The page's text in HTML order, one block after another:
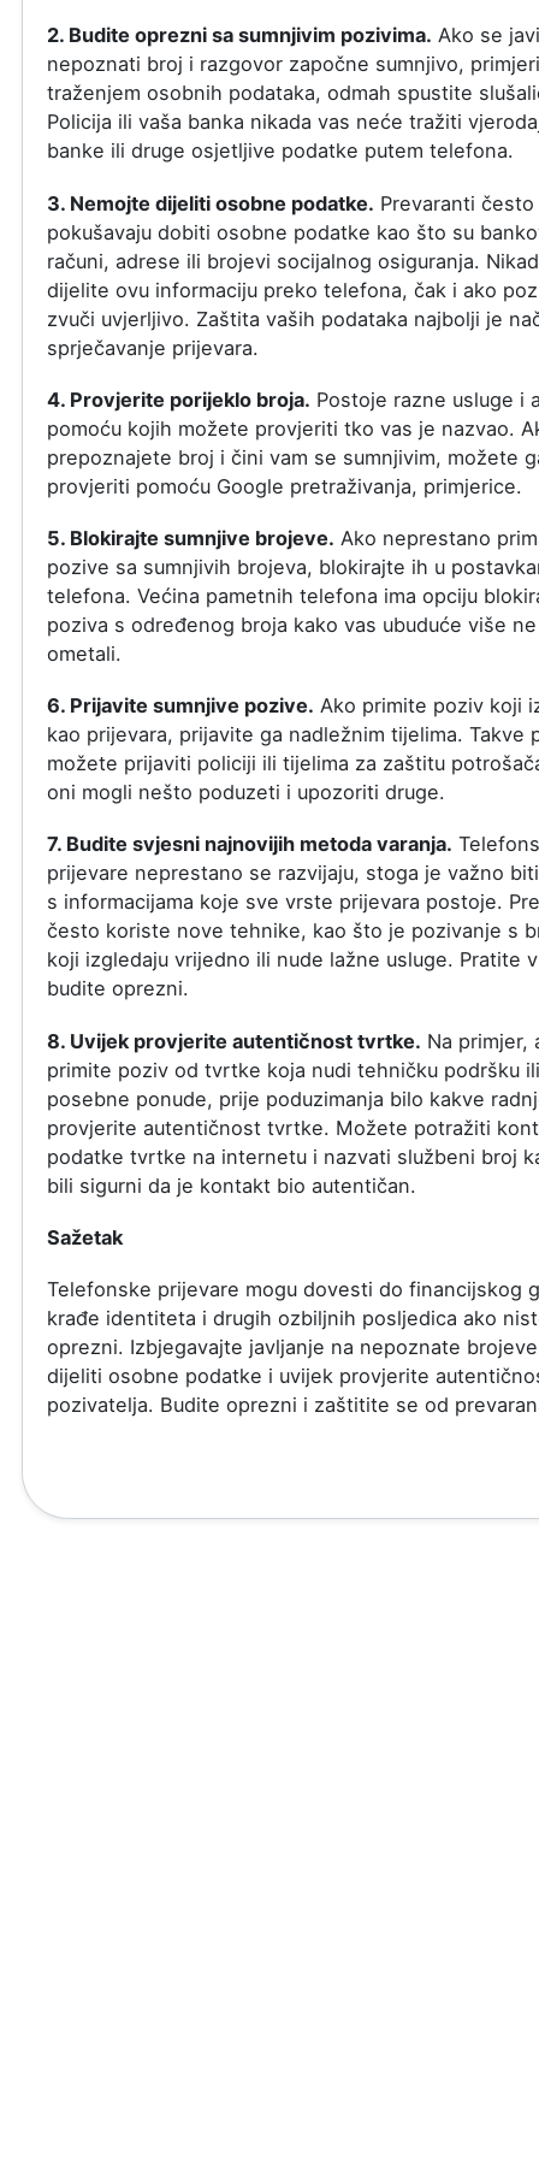
2. Budite oprezni sa sumnjivim pozivima. Ako se
nepoznati broj i razgovor započne sumnjivo,
traženjem osobnih podataka, odmah spustite
Policija ili vaša banka nikada vas neće tražiti
banke ili druge osjetljive podatke putem telefona.
3. Nemojte dijeliti osobne podatke. Prevaranti često
pokušavaju dobiti osobne podatke kao što su
računi, adrese ili brojevi socijalnog osiguranja.
dijelite ovu informaciju preko telefona, čak i ako
zvuči uvjerljivo. Zaštita vaših podataka najbolji je
sprječavanje prijevara.
4. Provjerite porijeklo broja. Postoje razne usluge i
pomoću kojih možete provjeriti tko vas je nazvao.
prepoznajete broj i čini vam se sumnjivim, možete
provjeriti pomoću Google pretraživanja, primjerice.
5. Blokirajte sumnjive brojeve. Ako neprestano
pozive sa sumnjivih brojeva, blokirajte ih u
telefona. Većina pametnih telefona ima opciju
poziva s određenog broja kako vas ubuduće više
ometali.
6. Prijavite sumnjive pozive. Ako primite poziv koji
kao prijevara, prijavite ga nadležnim tijelima. Takve
možete prijaviti policiji ili tijelima za zaštitu
oni mogli nešto poduzeti i upozoriti druge.
7. Budite svjesni najnovijih metoda varanja.
prijevare neprestano se razvijaju, stoga je važno
s informacijama koje sve vrste prijevara postoje.
često koriste nove tehnike, kao što je pozivanje s
koji izgledaju vrijedno ili nude lažne usluge. Pratite
budite oprezni.
8. Uvijek provjerite autentičnost tvrtke. Na primjer,
primite poziv od tvrtke koja nudi tehničku podršku ili
posebne ponude, prije poduzimanja bilo kakve
provjerite autentičnost tvrtke. Možete potražiti
podatke tvrtke na internetu i nazvati službeni broj
bili sigurni da je kontakt bio autentičan.
Sažetak
Telefonske prijevare mogu dovesti do financijskog
krađe identiteta i drugih ozbiljnih posljedica ako
oprezni. Izbjegavajte javljanje na nepoznate
dijeliti osobne podatke i uvijek provjerite
pozivatelja. Budite oprezni i zaštitite se od